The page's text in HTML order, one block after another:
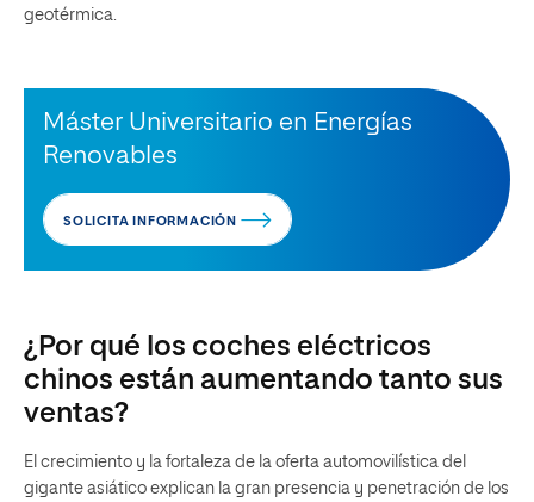
geotérmica.
Máster Universitario en Energías
Renovables
SOLICITA INFORMACIÓN
¿Por qué los coches eléctricos
chinos están aumentando tanto sus
ventas?
El crecimiento y la fortaleza de la oferta automovilística del
gigante asiático explican la gran presencia y penetración de los